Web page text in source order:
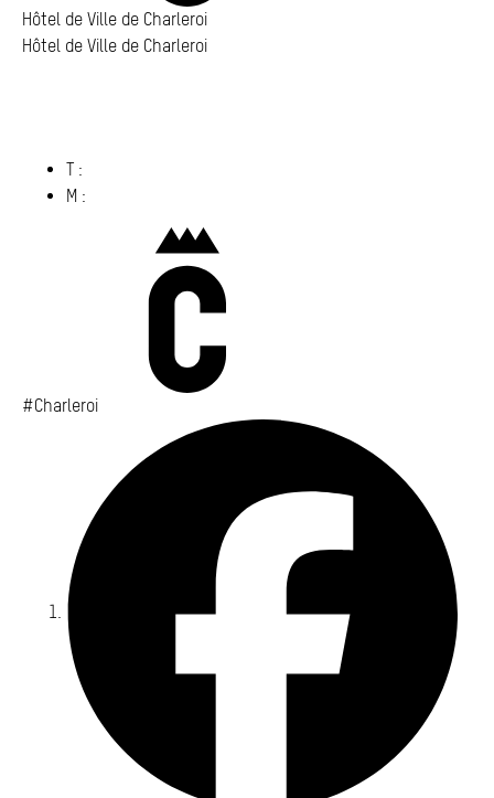
Hôtel de Ville de Charleroi
Hôtel de Ville de Charleroi
T :
M :
#Charleroi